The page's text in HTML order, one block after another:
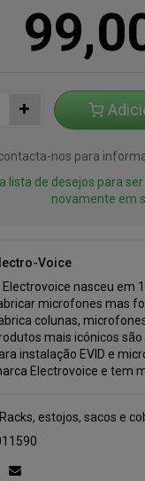
nos para
lista de desejos para
novamente em
Voice
Electrovoice nasceu em
microfones mas
colunas,
mais icónicos
instalação EVID e
Electrovoice e tem
Racks, estojos, sacos e